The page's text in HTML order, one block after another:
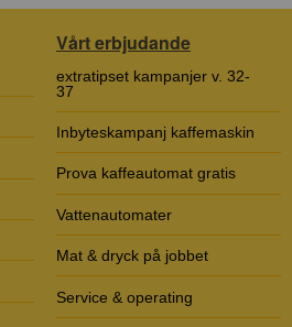
Vårt erbjudande
extratipset kampanjer v. 32-
37
Inbyteskampanj kaffemaskin
Prova kaffeautomat gratis
Vattenautomater
Mat & dryck på jobbet
Service & operating